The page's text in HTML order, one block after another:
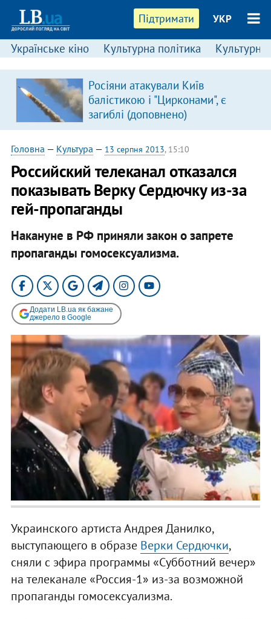
Підтримати УКР
Українське кіно Культурна політика Культурні
Росіяни атакували Київ
балістикою і "Цирконами", є
загиблі (доповнено)
Головна — Культура — 13 серпня 2013, 15:10
Российский телеканал отказался
показывать Верку Сердючку из-за
гей-пропаганды
Накануне в РФ приняли закон о запрете
пропаганды гомосексуализма.
Додати LB.ua як бажане
джерело в Google
Украинского артиста Андрея Данилко,
выступающего в образе Верки Сердючки,
сняли с эфира программы «Субботний вечер»
на телеканале «Россия-1» из-за возможной
пропаганды гомосексуализма.